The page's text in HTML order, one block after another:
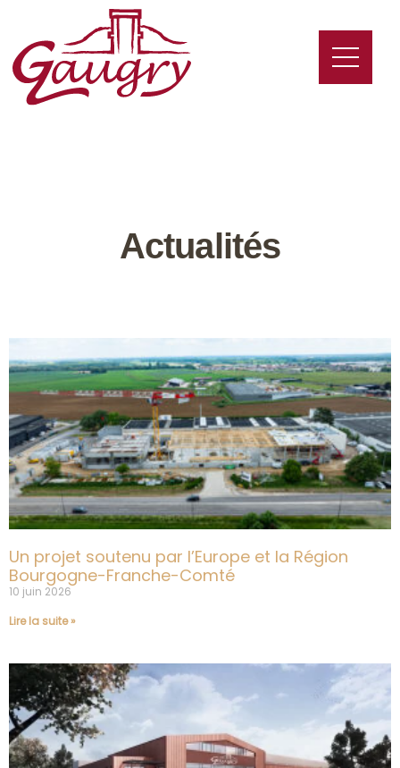
Actualités
Un projet soutenu par l’Europe et la Région
Bourgogne-Franche-Comté
10 juin 2026
Lire la suite »